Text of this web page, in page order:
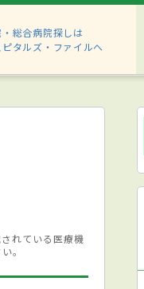
・総合病院探しは
ピタルズ・ファイルへ
れている医療機
。